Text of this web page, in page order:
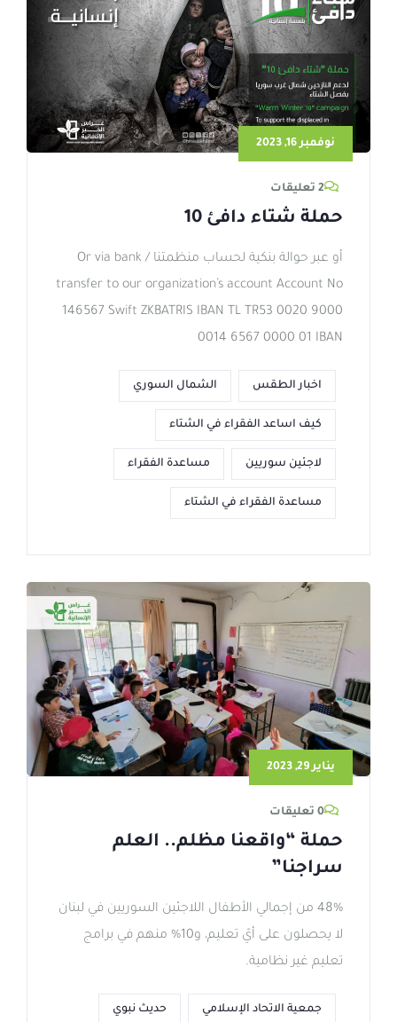
نوفمبر 16, 2023
2 تعليقات
حملة شتاء دافئ 10
أو عبر حوالة بنكية لحساب منظمتنا / Or via bank
transfer to our organization’s account Account No
146567 Swift ZKBATRIS IBAN TL TR53 0020 9000
0014 6567 0000 01 IBAN
اخبار الطقس الشمال السوري
كيف اساعد الفقراء في الشتاء
لاجئين سوريين مساعدة الفقراء
مساعدة الفقراء في الشتاء
يناير 29, 2023
0 تعليقات
حملة “واقعنا مظلم.. العلم
سراجنا”
48% من إجمالي الأطفال اللاجئين السوريين في لبنان
لا يحصلون على أيّ تعليم، و10% منهم في برامج
تعليم غير نظامية.
جمعية الاتحاد الإسلامي حديث نبوي